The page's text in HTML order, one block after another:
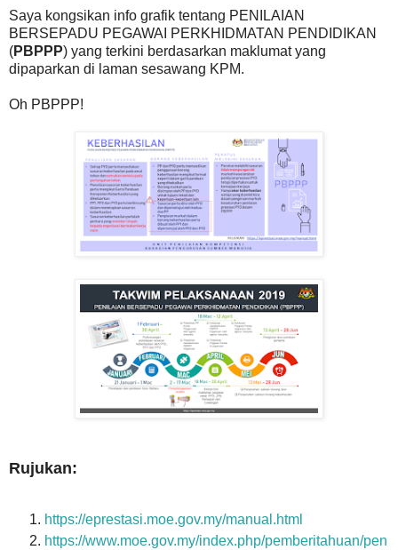
Saya kongsikan info grafik tentang PENILAIAN
BERSEPADU PEGAWAI PERKHIDMATAN PENDIDIKAN
(PBPPP) yang terkini berdasarkan maklumat yang
dipaparkan di laman sesawang KPM.
Oh PBPPP!
Rujukan:
https://eprestasi.moe.gov.my/manual.html
https://www.moe.gov.my/index.php/pemberitahuan/pen